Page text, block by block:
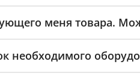
меня товара.
необходимого